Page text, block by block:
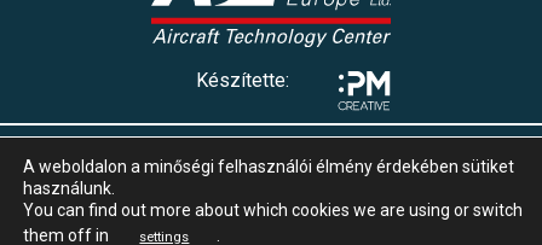
Készítette:
Impresszum
Süti beállítások
A weboldalon a minőségi felhasználói élmény érdekében sütiket
használunk.
You can find out more about which cookies we are using or switch
them off in
settings